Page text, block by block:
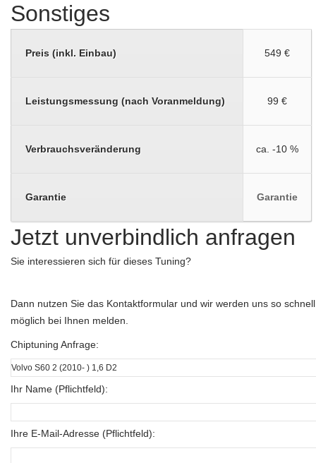
Sonstiges
Preis (inkl. Einbau) 549 €
Leistungsmessung (nach Voranmeldung) 99 €
Verbrauchsveränderung ca. -10 %
Garantie Garantie
Jetzt unverbindlich anfragen
Sie interessieren sich für dieses Tuning?
Dann nutzen Sie das Kontaktformular und wir werden uns so
möglich bei Ihnen melden.
Chiptuning Anfrage:
Ihr Name (Pflichtfeld):
Ihre E-Mail-Adresse (Pflichtfeld):